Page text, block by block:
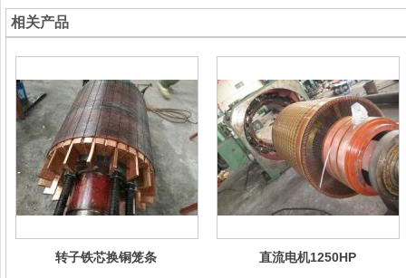
相关产品
转子铁芯换铜笼条 直流电机1250HP